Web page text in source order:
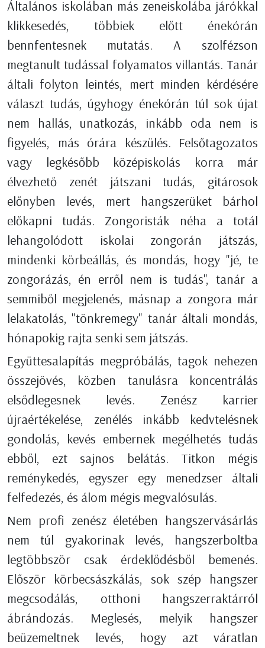
Általános iskolában más zeneiskolába járókkal
klikkesedés, többiek előtt énekórán
bennfentesnek mutatás. A szolfézson
megtanult tudással folyamatos villantás. Tanár
általi folyton leintés, mert minden kérdésére
választ tudás, úgyhogy énekórán túl sok újat
nem hallás, unatkozás, inkább oda nem is
figyelés, más órára készülés. Felsőtagozatos
vagy legkésőbb középiskolás korra már
élvezhető zenét játszani tudás, gitárosok
előnyben levés, mert hangszerüket bárhol
előkapni tudás. Zongoristák néha a totál
lehangolódott iskolai zongorán játszás,
mindenki körbeállás, és mondás, hogy "jé, te
zongorázás, én erről nem is tudás", tanár a
semmiből megjelenés, másnap a zongora már
lelakatolás, "tönkremegy" tanár általi mondás,
hónapokig rajta senki sem játszás.
Együttesalapítás megpróbálás, tagok nehezen
összejövés, közben tanulásra koncentrálás
elsődlegesnek levés. Zenész karrier
újraértékelése, zenélés inkább kedvtelésnek
gondolás, kevés embernek megélhetés tudás
ebből, ezt sajnos belátás. Titkon mégis
reménykedés, egyszer egy menedzser általi
felfedezés, és álom mégis megvalósulás.
Nem profi zenész életében hangszervásárlás
nem túl gyakorinak levés, hangszerboltba
legtöbbször csak érdeklődésből bemenés.
Először körbecsászkálás, sok szép hangszer
megcsodálás, otthoni hangszerraktárról
ábrándozás. Meglesés, melyik hangszer
beüzemeltnek levés, hogy azt váratlan